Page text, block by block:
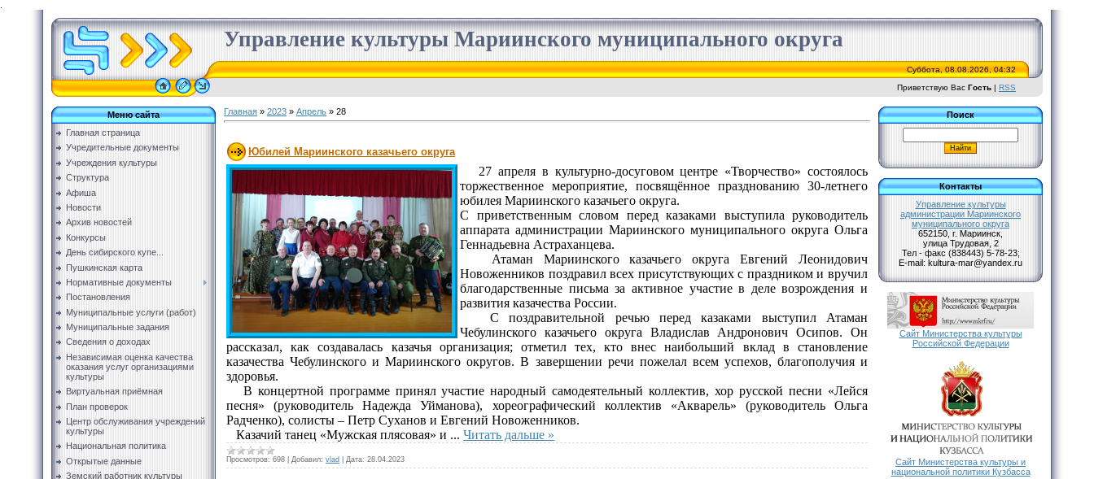
Управление культуры Мариинского муниципального округа
Суббота, 08.08.2026, 04:32
Приветствую Вас Гость | RSS
Меню сайта
Главная страница
Учредительные документы
Учреждения культуры
Структура
Афиша
Новости
Архив новостей
Конкурсы
День сибирского купе...
Пушкинская карта
Нормативные документы
Постановления
Муниципальные услуги (работ)
Муниципальные задания
Сведения о доходах
Независимая оценка качества
оказания услуг организациями
культуры
Виртуальная приёмная
План проверок
Центр обслуживания учреждений
культуры
Национальная политика
Открытые данные
Земский работник культуры
Главная » 2023 » Апрель » 28
Юбилей Мариинского казачьего округа
27 апреля в культурно-досуговом центре «Творчество» состоялось
торжественное мероприятие, посвящённое празднованию 30-летнего
юбилея Мариинского казачьего округа.
С приветственным словом перед казаками выступила руководитель
аппарата администрации Мариинского муниципального округа Ольга
Геннадьевна Астраханцева.
Атаман Мариинского казачьего округа Евгений Леонидович
Новоженников поздравил всех присутствующих с праздником и вручил
благодарственные письма за активное участие в деле возрождения и
развития казачества России.
С поздравительной речью перед казаками выступил Атаман
Чебулинского казачьего округа Владислав Андронович Осипов. Он
рассказал, как создавалась казачья организация; отметил тех, кто внес наибольший вклад в становление
казачества Чебулинского и Мариинского округов. В завершении речи пожелал всем успехов, благополучия и
здоровья.
В концертной программе принял участие народный самодеятельный коллектив, хор русской песни «Лейся
песня» (руководитель Надежда Уйманова), хореографический коллектив «Акварель» (руководитель Ольга
Радченко), солисты – Петр Суханов и Евгений Новоженников.
Казачий танец «Мужская плясовая» и ... Читать дальше »
Просмотров: 698 Добавил: vlad Дата: 28.04.2023
Поиск
Контакты
Управление культуры
администрации Мариинского
муниципального округа
652150, г. Мариинск,
улица Трудовая, 2
Тел - факс (838443) 5-78-23;
Е-mail: kultura-mar@yandex.ru
Сайт Министерства культуры
Российской Федерации
Сайт Министерства культуры и
национальной политики Кузбасса